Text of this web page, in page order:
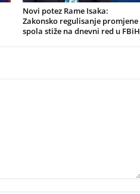
Novi potez Rame Isaka:
Zakonsko regulisanje promjene
spola stiže na dnevni red u FBiH